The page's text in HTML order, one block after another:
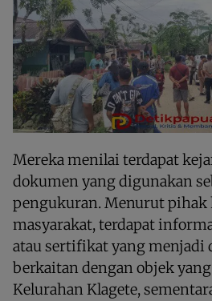
Mereka menilai terdapat
dokumen yang digunakan
pengukuran. Menurut pihak
masyarakat, terdapat
atau sertifikat yang menjadi
berkaitan dengan objek
Kelurahan Klagete,